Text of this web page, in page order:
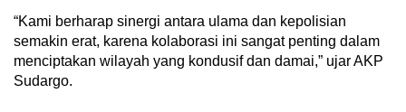
“Kami berharap sinergi antara ulama dan kepolisian
semakin erat, karena kolaborasi ini sangat penting dalam
menciptakan wilayah yang kondusif dan damai,” ujar AKP
Sudargo.